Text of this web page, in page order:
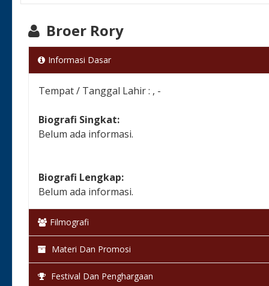
Broer Rory
Informasi Dasar
Tempat / Tanggal Lahir : , -
Biografi Singkat:
Belum ada informasi.
Biografi Lengkap:
Belum ada informasi.
Filmografi
Materi Dan Promosi
Festival Dan Penghargaan